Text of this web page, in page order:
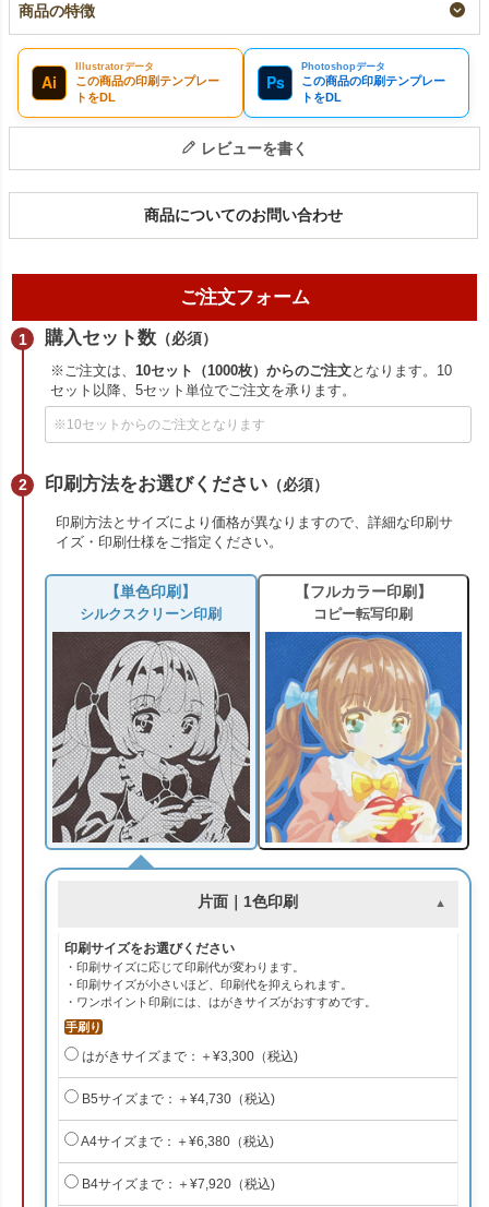
商品の特徴
Ai
Illustratorデータ
この商品の印刷テンプレー
トをDL
Ps
Photoshopデータ
この商品の印刷テンプレー
トをDL
レビューを書く
商品についてのお問い合わせ
ご注文フォーム
購入セット数 （必須）
※ご注文は、10セット（1000枚）からのご注文となります。10
セット以降、5セット単位でご注文を承ります。
印刷方法をお選びください （必須）
印刷方法とサイズにより価格が異なりますので、詳細な印刷サ
イズ・印刷仕様をご指定ください。
【単色印刷】
シルクスクリーン印刷
【フルカラー印刷】
コピー転写印刷
片面｜1色印刷
印刷サイズをお選びください
・印刷サイズに応じて印刷代が変わります。
・印刷サイズが小さいほど、印刷代を抑えられます。
・ワンポイント印刷には、はがきサイズがおすすめです。
手刷り
はがきサイズまで：＋¥3,300（税込)
B5サイズまで：＋¥4,730（税込)
A4サイズまで：＋¥6,380（税込)
B4サイズまで：＋¥7,920（税込)